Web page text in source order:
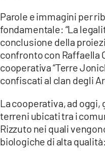
Parole e immagini per
fondamentale: “La
conclusione della
confronto con Raffaella
cooperativa “Terre
confiscati al clan degli
La cooperativa, ad oggi,
terreni ubicati tra i
Rizzuto nei quali
biologiche di alta